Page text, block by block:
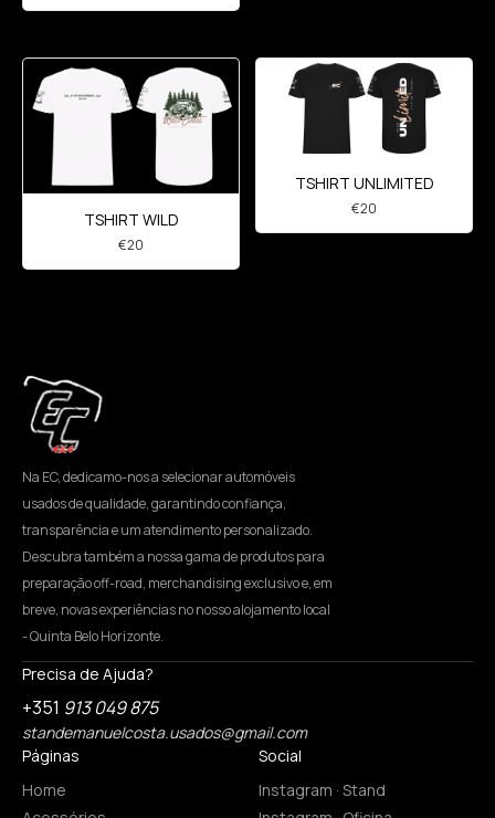
TSHIRT WILD
€20
TSHIRT UNLIMITED
€20
Na EC, dedicamo-nos a selecionar automóveis
usados de qualidade, garantindo confiança,
transparência e um atendimento personalizado.
Descubra também a nossa gama de produtos para
preparação off-road, merchandising exclusivo e, em
breve, novas experiências no nosso alojamento local
- Quinta Belo Horizonte.
Precisa de Ajuda?
+351 913 049 875
standemanuelcosta.usados@gmail.com
Páginas
Home
Social
Instagram · Stand